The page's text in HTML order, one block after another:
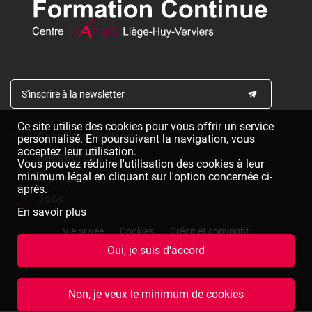
Ce site utilise des cookies pour vous offrir un service
personnalisé. En poursuivant la navigation, vous
acceptez leur utilisation.
Vous pouvez réduire l'utilisation des cookies à leur
minimum légal en cliquant sur l'option concernée ci-
après.
En savoir plus
Oui, je suis d'accord
Non, je veux le minimum de cookies
S'inscrire à la newsletter
Création d'entreprise
Formations à la création d'entreprise
Chèques formation à la création d'entreprise
Ressources
Dépliants à télécharger
Bulletin d'inscription à télécharger
À propos
Le centre IFAPME Liège-Huy-Verviers
Nos missions et valeurs
Devenir formateur
Rejoindre notre équipe
Marché public formateurs à la création d'entreprise
(termes
Vie privée Cookies Crédit et copyright
Conditions générales de vente
© 2026 Centre IFAPME LHV